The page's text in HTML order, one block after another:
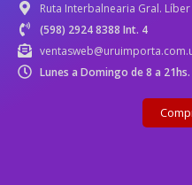
Ruta Interbalnearia Gral.
(598) 2924 8388 Int. 4
Lunes a Domingo de 8 a 21hs.